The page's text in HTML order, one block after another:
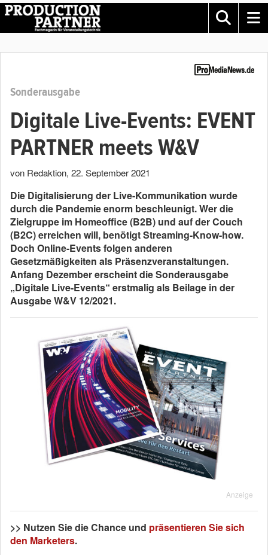
Sonderausgabe
Digitale Live-Events: EVENT
PARTNER meets W&V
von Redaktion, 22. September 2021
Die Digitalisierung der Live-Kommunikation wurde
durch die Pandemie enorm beschleunigt. Wer die
Zielgruppe im Homeoffice (B2B) und auf der Couch
(B2C) erreichen will, benötigt Streaming-Know-how.
Doch Online-Events folgen anderen
Gesetzmäßigkeiten als Präsenzveranstaltungen.
Anfang Dezember erscheint die Sonderausgabe
„Digitale Live-Events“ erstmalig als Beilage in der
Ausgabe W&V 12/2021.
Anzeige
>> Nutzen Sie die Chance und präsentieren Sie sich
den Marketers.